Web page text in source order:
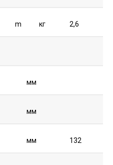
m кг 2,6
мм
мм
мм 132